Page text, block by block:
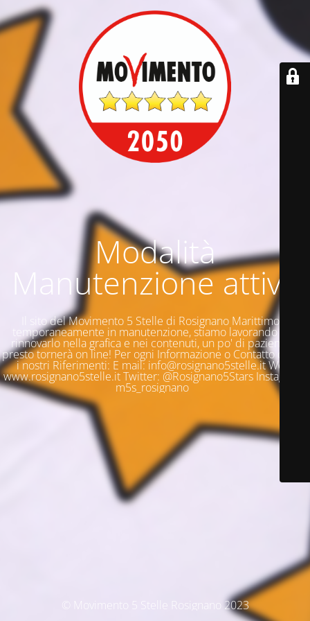
Modalità
Manutenzione attiva
Il sito del Movimento 5 Stelle di Rosignano Marittimo è
temporaneamente in manutenzione, stiamo lavorando per
rinnovarlo nella grafica e nei contenuti, un po' di pazienza e
presto tornerà on line! Per ogni Informazione o Contatto questi
i nostri Riferimenti: E mail: info@rosignano5stelle.it Web:
www.rosignano5stelle.it Twitter: @Rosignano5Stars Instagram:
m5s_rosignano
© Movimento 5 Stelle Rosignano 2023